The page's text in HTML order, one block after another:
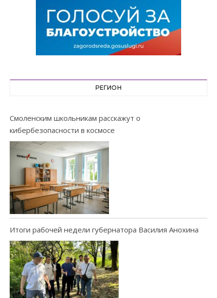
РЕГИОН
Смоленским школьникам расскажут о
кибербезопасности в космосе
Итоги рабочей недели губернатора Василия Анохина